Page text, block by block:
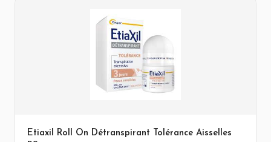
Etiaxil Roll On Détranspirant Tolérance Aisselles